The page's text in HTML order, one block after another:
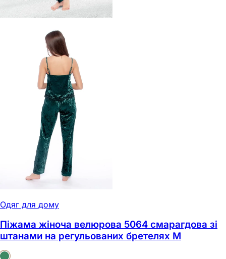
Одяг для дому
Піжама жіноча велюрова 5064 смарагдова зі
штанами на регульованих бретелях M